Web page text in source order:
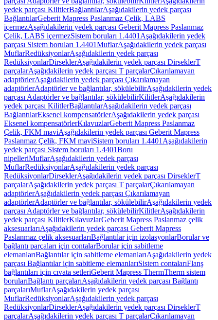
yedek parçası KilitlerBağlantılarAşağıdakilerin yedek parçası
BağlantılarGeberit Mapress Paslanmaz Çelik, LABS
içermezAşağıdakilerin yedek parçası Geberit Mapress Paslanmaz
Çelik, LABS içermezSistem boruları 1.4401 Aşağıdakilerin yedek
parçası Sistem boruları 1.4401MuflarAşağıdakilerin yedek parçası
MuflarRedüksiyonlarAşağıdakilerin yedek parçası
RedüksiyonlarDirseklerAşağıdakilerin yedek parçası DirseklerT
parçalarAşağıdakilerin yedek parçası T parçalarÇıkarılamayan
adaptörlerAşağıdakilerin yedek parçası Çıkarılamayan
adaptörlerAdaptörler ve bağlantılar, sökülebilirAşağıdakilerin yedek
parçası Adaptörler ve bağlantılar, sökülebilirKilitlerAşağıdakilerin
yedek parçası KilitlerBağlantılarAşağıdakilerin yedek parçası
BağlantılarEksenel kompensatörlerAşağıdakilerin yedek parçası
Eksenel kompensatörlerKılavuzlarGeberit Mapress Paslanmaz
Çelik, FKM maviAşağıdakilerin yedek parçası Geberit Mapress
Paslanmaz Çelik, FKM maviSistem boruları 1.4401 Aşağıdakilerin
yedek parçası Sistem boruları 1.4401Boru
nipelleriMuflarAşağıdakilerin yedek parçası
MuflarRedüksiyonlarAşağıdakilerin yedek parçası
RedüksiyonlarDirseklerAşağıdakilerin yedek parçası DirseklerT
parçalarAşağıdakilerin yedek parçası T parçalarÇıkarılamayan
adaptörlerAşağıdakilerin yedek parçası Çıkarılamayan
adaptörlerAdaptörler ve bağlantılar, sökülebilirAşağıdakilerin yedek
parçası Adaptörler ve bağlantılar, sökülebilirKilitlerAşağıdakilerin
yedek parçası KilitlerKılavuzlarGeberit Mapress Paslanmaz çelik
aksesuarlarıAşağıdakilerin yedek parçası Geberit Mapress
Paslanmaz çelik aksesuarlarıBağlantılar için izolasyonlarBorular ve
bağlantı parçaları için contalarBorular için sabitleme
elemanlarıBağlantılar için sabitleme elemanlarıAşağıdakilerin yedek
parçası Bağlantılar için sabitleme elemanlarıSistem contalarıFlanş
bağlantıları için cıvata setleriGeberit Mapress ThermTherm sistem
borularıBağlantı parçalarıAşağıdakilerin yedek parçası Bağlantı
parçalarıMuflarAşağıdakilerin yedek parçası
MuflarRedüksiyonlarAşağıdakilerin yedek parçası
RedüksiyonlarDirseklerAşağıdakilerin yedek parçası DirseklerT
parçalarAşağıdakilerin yedek parçası T parçalarÇıkarılamayan